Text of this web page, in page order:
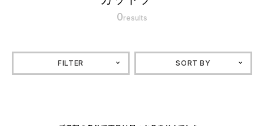
0results
FILTER SORT BY